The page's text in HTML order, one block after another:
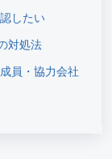
したい
対処法
員・協力会社